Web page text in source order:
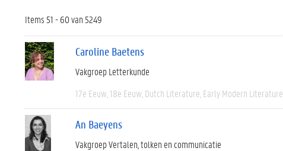
Items 51 - 60 van 5249
Caroline Baetens
Vakgroep Letterkunde
17e Eeuw 18e Eeuw Dutch Literature Early Modern Literature
An Baeyens
Vakgroep Vertalen, tolken en communicatie